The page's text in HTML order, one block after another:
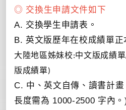
◎ 交換生申請文件如下
A. 交換學生申請表。
B. 英文版歷年在校成績單正
大陸地區姊妹校:中文版成績單
版成績單)
C. 中、英文自傳、讀書計
長度需為 1000-2500 字內。